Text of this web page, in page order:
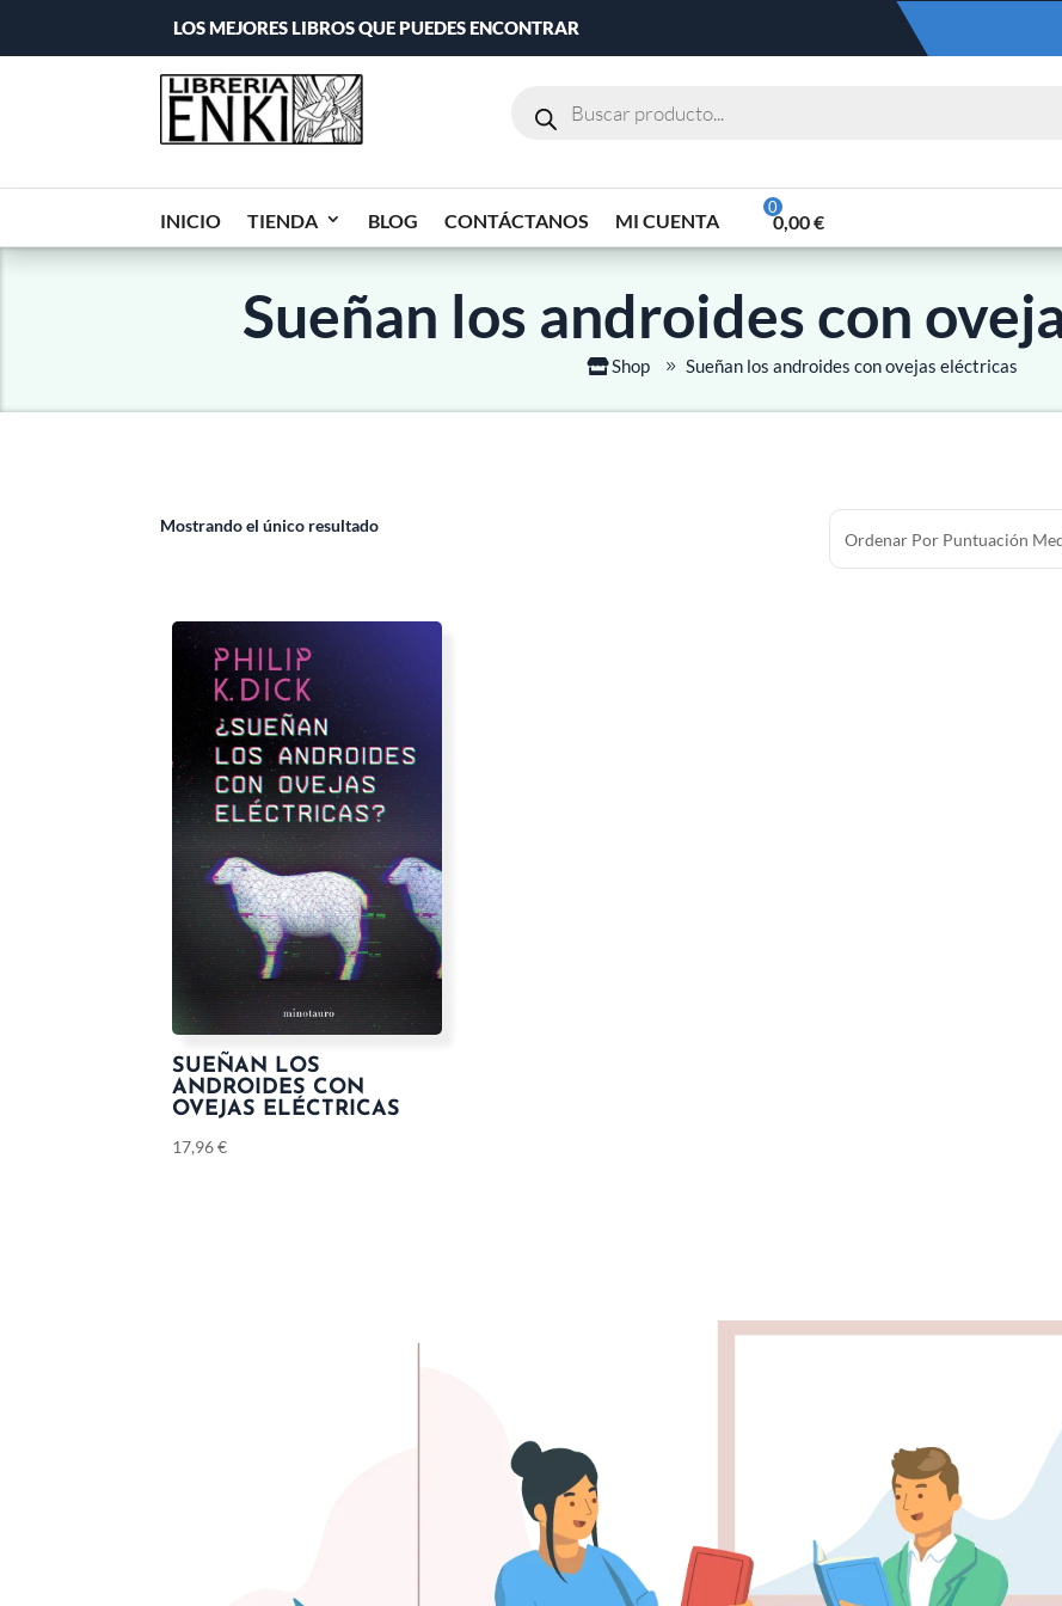
LOS MEJORES LIBROS QUE PUEDES ENCONTRAR
INICIO TIENDA BLOG CONTÁCTANOS MI CUENTA 0,00€
Sueñan los androides con
Shop Sueñan los androides con ovejas eléctricas
Mostrando el único resultado
SUEÑAN LOS
ANDROIDES CON
OVEJAS ELÉCTRICAS
17,96€